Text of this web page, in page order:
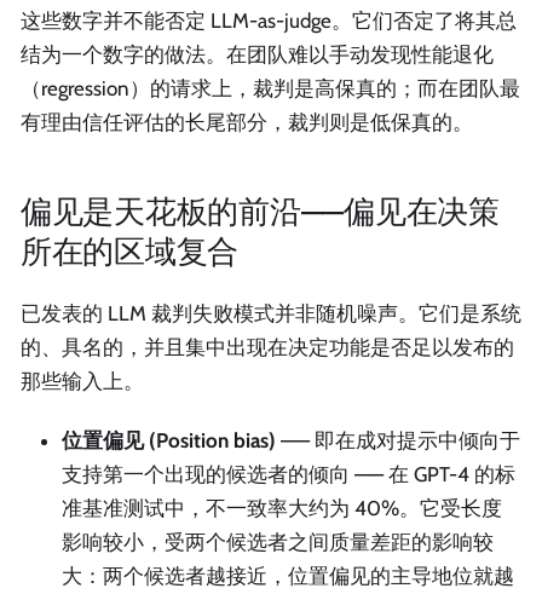
这些数字并不能否定 LLM-as-judge。它们否定了将其总
结为一个数字的做法。在团队难以手动发现性能退化
（regression）的请求上，裁判是高保真的；而在团队最
有理由信任评估的长尾部分，裁判则是低保真的。
偏见是天花板的前沿——偏见在决策
所在的区域复合
已发表的 LLM 裁判失败模式并非随机噪声。它们是系统
的、具名的，并且集中出现在决定功能是否足以发布的
那些输入上。
位置偏见 (Position bias) —— 即在成对提示中倾向于
支持第一个出现的候选者的倾向 —— 在 GPT-4 的标
准基准测试中，不一致率大约为 40%。它受长度
影响较小，受两个候选者之间质量差距的影响较
大：两个候选者越接近，位置偏见的主导地位就越